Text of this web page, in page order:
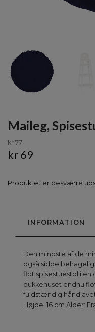
Maileg,
kr 77
kr 69
Produktet er desværre
INFORMATION
Den mindste af de
også sidde
flot spisestuestol i en
dukkehuset endnu
fuldstændig
Højde: 16 cm Alder: